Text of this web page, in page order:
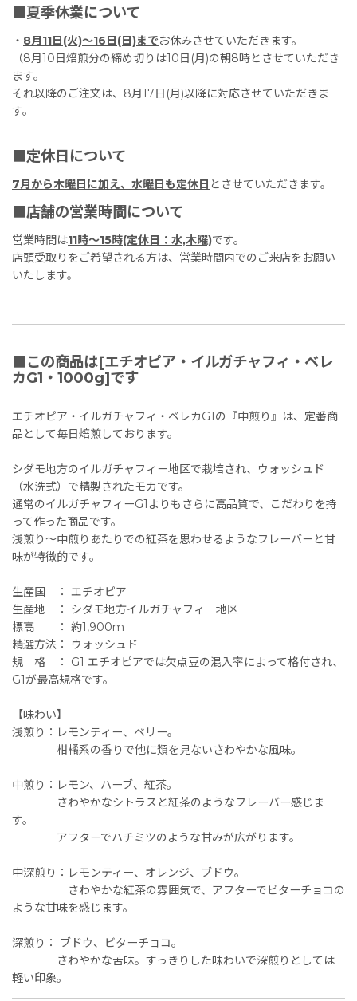
■夏季休業について
・ 8月11日(火)〜16日(日)までお休みさせていただきます。
（8月10日焙煎分の締め切りは10日(月)の朝8時とさせていただき
ます。
それ以降のご注文は、8月17日(月)以降に対応させていただきま
す。
■定休日について
7月から木曜日に加え、水曜日も定休日 とさせていただきます。
■店舗の営業時間について
営業時間は11時〜15時(定休日：水,木曜)です。
店頭受取りをご希望される方は、営業時間内でのご来店をお願い
いたします。
■この商品は[エチオピア・イルガチャフィ・ベレ
カG1・1000g]です
エチオピア・イルガチャフィ・ベレカG1の『中煎り』は、定番商
品として毎日焙煎しております。
シダモ地方のイルガチャフィー地区で栽培され、ウォッシュド
（水洗式）で精製されたモカです。
通常のイルガチャフィーG1よりもさらに高品質で、こだわりを持
って作った商品です。
浅煎り〜中煎りあたりでの紅茶を思わせるようなフレーバーと甘
味が特徴的です。
生産国 ： エチオピア
生産地 ： シダモ地方イルガチャフィ―地区
標高 ： 約1,900m
精選方法： ウォッシュド
規 格 ： G1 エチオピアでは欠点豆の混入率によって格付され、
G1が最高規格です。
【味わい】
浅煎り：レモンティー、ベリー。
柑橘系の香りで他に類を見ないさわやかな風味。
中煎り：レモン、ハーブ、紅茶。
さわやかなシトラスと紅茶のようなフレーバー感じま
す。
アフターでハチミツのような甘みが広がります。
中深煎り：レモンティー、オレンジ、ブドウ。
さわやかな紅茶の雰囲気で、アフターでビターチョコの
ような甘味を感じます。
深煎り： ブドウ、ビターチョコ。
さわやかな苦味。すっきりした味わいで深煎りとしては
軽い印象。